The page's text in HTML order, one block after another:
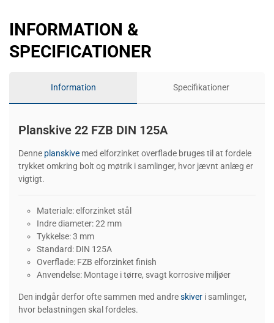
INFORMATION &
SPECIFICATIONER
Information Specifikationer
Planskive 22 FZB DIN 125A
Denne planskive med elforzinket overflade bruges til at fordele
trykket omkring bolt og møtrik i samlinger, hvor jævnt anlæg er
vigtigt.
Materiale: elforzinket stål
Indre diameter: 22 mm
Tykkelse: 3 mm
Standard: DIN 125A
Overflade: FZB elforzinket finish
Anvendelse: Montage i tørre, svagt korrosive miljøer
Den indgår derfor ofte sammen med andreskiver i samlinger,
hvor belastningen skal fordeles.